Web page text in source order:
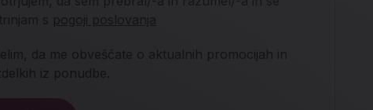
s pogoji poslovanja
da me obveščate o aktualnih promocijah in
iz ponudbe.